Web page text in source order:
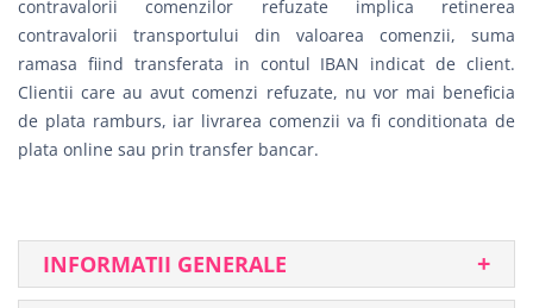
contravalorii comenzilor refuzate implica retinerea
contravalorii transportului din valoarea comenzii, suma
ramasa fiind transferata in contul IBAN indicat de client.
Clientii care au avut comenzi refuzate, nu vor mai beneficia
de plata ramburs, iar livrarea comenzii va fi conditionata de
plata online sau prin transfer bancar.
INFORMATII GENERALE